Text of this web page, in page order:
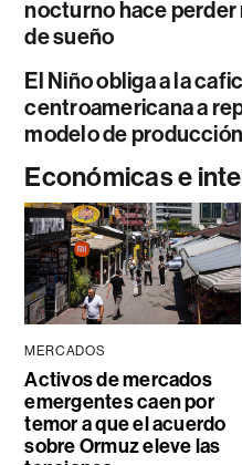
nocturno hace perder
de sueño
El Niño obliga a la
centroamericana a
modelo de producción
Económicas e
MERCADOS
Activos de mercados
emergentes caen por
temor a que el acuerdo
sobre Ormuz eleve las